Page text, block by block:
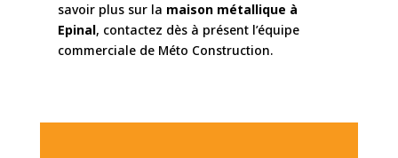
savoir plus sur la maison métallique à
Epinal, contactez dès à présent l’équipe
commerciale de Méto Construction.